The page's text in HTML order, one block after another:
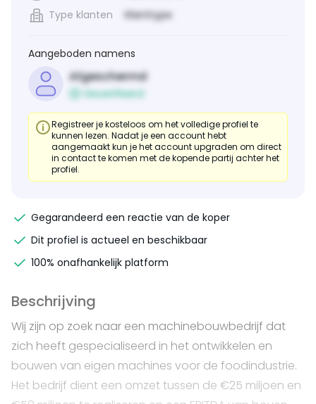
Type klanten
Klanttype
Aangeboden namens
Afgeschermd
Geverifieerd
Registreer je kosteloos om het volledige profiel te
kunnen lezen. Nadat je een account hebt
aangemaakt kun je het account upgraden om direct
in contact te komen met de kopende partij achter het
profiel.
Gegarandeerd een reactie van de koper
Dit profiel is actueel en beschikbaar
100% onafhankelijk platform
Beschrijving
Wij zijn op zoek naar een machinebouwbedrijf dat
zich heeft gespecialiseerd in het ontwikkelen en
bouwen van eigen machines voor de foodindustrie.
Het bedrijf dient een omzet tussen de €25 miljoen en